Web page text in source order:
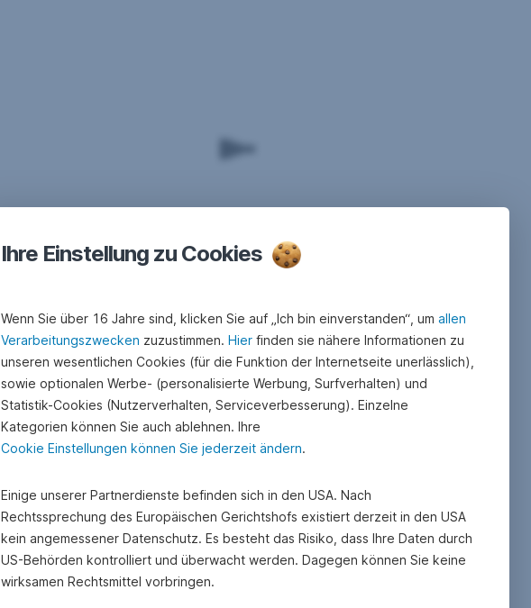
Ihre Einstellung zu Cookies
Wenn Sie über 16 Jahre sind, klicken Sie auf „Ich bin einverstanden“, um allen
Verarbeitungszwecken zuzustimmen. Hier finden sie nähere Informationen zu
unseren wesentlichen Cookies (für die Funktion der Internetseite unerlässlich),
sowie optionalen Werbe- (personalisierte Werbung, Surfverhalten) und
Statistik-Cookies (Nutzerverhalten, Serviceverbesserung). Einzelne
Kategorien können Sie auch ablehnen. Ihre
Cookie Einstellungen können Sie jederzeit ändern.
Einige unserer Partnerdienste befinden sich in den USA. Nach
Rechtssprechung des Europäischen Gerichtshofs existiert derzeit in den USA
kein angemessener Datenschutz. Es besteht das Risiko, dass Ihre Daten durch
US-Behörden kontrolliert und überwacht werden. Dagegen können Sie keine
wirksamen Rechtsmittel vorbringen.